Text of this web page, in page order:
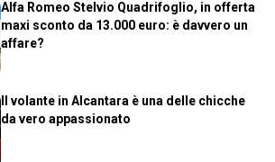
Alfa Romeo Stelvio Quadrifoglio, in offerta
maxi sconto da 13.000 euro: è davvero un
affare?
Il volante in Alcantara è una delle chicche
da vero appassionato